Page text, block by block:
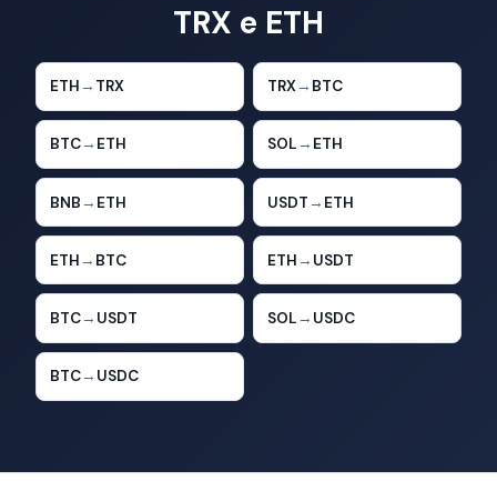
TRX e ETH
ETH → TRX TRX→ BTC
BTC→ ETH SOL → ETH
BNB → ETH USDT → ETH
ETH → BTC ETH → USDT
BTC→ USDT SOL → USDC
BTC→ USDC